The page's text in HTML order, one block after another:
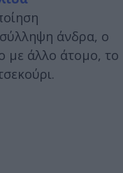
άνδρα, ο
με άλλο άτομο, το